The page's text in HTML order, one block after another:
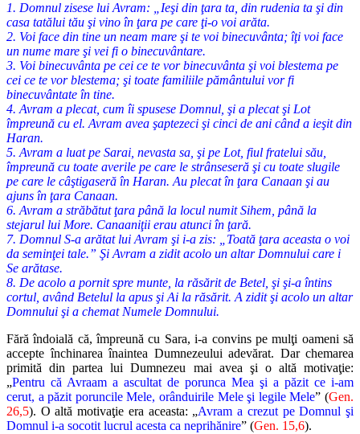
1. Domnul zisese lui Avram: „Ieşi din ţara ta, din rudenia ta şi din
casa tatălui tău şi vino în ţara pe care ţi-o voi arăta.
2. Voi face din tine un neam mare şi te voi binecuvânta; îţi voi face
un nume mare şi vei fi o binecuvântare.
3. Voi binecuvânta pe cei ce te vor binecuvânta şi voi blestema pe
cei ce te vor blestema; şi toate familiile pământului vor fi
binecuvântate în tine.
4. Avram a plecat, cum îi spusese Domnul, şi a plecat şi Lot
împreună cu el. Avram avea şaptezeci şi cinci de ani când a ieşit din
Haran.
5. Avram a luat pe Sarai, nevasta sa, şi pe Lot, fiul fratelui său,
împreună cu toate averile pe care le strânseseră şi cu toate slugile
pe care le câştigaseră în Haran. Au plecat în ţara Canaan şi au
ajuns în ţara Canaan.
6. Avram a străbătut ţara până la locul numit Sihem, până la
stejarul lui More. Canaaniţii erau atunci în ţară.
7. Domnul S-a arătat lui Avram şi i-a zis: „Toată ţara aceasta o voi
da seminţei tale.” Şi Avram a zidit acolo un altar Domnului care i
Se arătase.
8. De acolo a pornit spre munte, la răsărit de Betel, şi şi-a întins
cortul, având Betelul la apus şi Ai la răsărit. A zidit şi acolo un altar
Domnului şi a chemat Numele Domnului.
Fără îndoială că, împreună cu Sara, i-a convins pe mulţi oameni să
accepte închinarea înaintea Dumnezeului adevărat. Dar chemarea
primită din partea lui Dumnezeu mai avea şi o altă motivaţie:
„Pentru că Avraam a ascultat de porunca Mea şi a păzit ce i-am
cerut, a păzit poruncile Mele, orânduirile Mele şi legile Mele” (Gen.
26,5). O altă motivaţie era aceasta: „Avram a crezut pe Domnul şi
Domnul i-a socotit lucrul acesta ca neprihănire” (Gen. 15,6).